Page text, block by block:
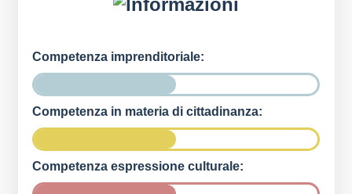
Competenza imprenditoriale:
Competenza in materia di cittadinanza:
Competenza espressione culturale: